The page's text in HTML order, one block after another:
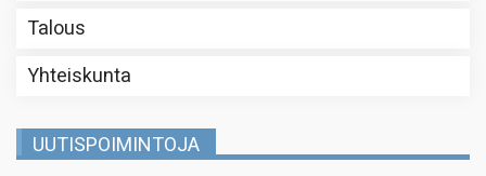
Talous
Yhteiskunta
UUTISPOIMINTOJA